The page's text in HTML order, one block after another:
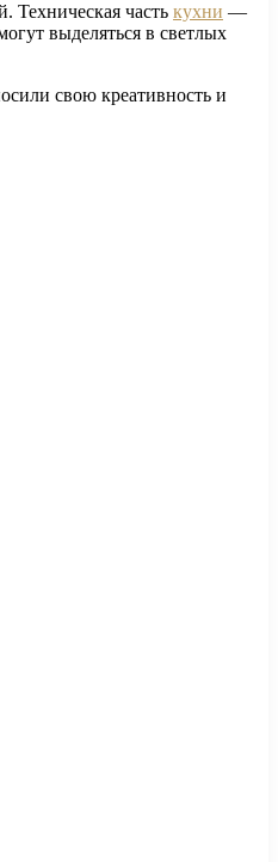
часть кухни —
выделяться в светлых
свою креативность и